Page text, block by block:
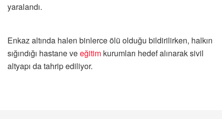
yaralandı.
Enkaz altında halen binlerce ölü olduğu bildirilirken, halkın
sığındığı hastane veeğitim kurumları hedef alınarak sivil
altyapı da tahrip ediliyor.